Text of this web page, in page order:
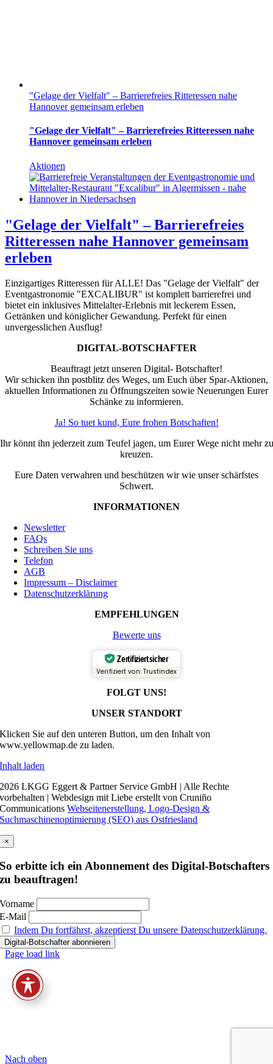
"Gelage der Vielfalt" – Barrierefreies Ritteressen nahe
Hannover gemeinsam erleben
"Gelage der Vielfalt" – Barrierefreies Ritteressen nahe
Hannover gemeinsam erleben
Aktionen
"Gelage der Vielfalt" – Barrierefreies
Ritteressen nahe Hannover gemeinsam
erleben
Einzigartiges Ritteressen für ALLE! Das "Gelage der Vielfalt" der
Eventgastronomie "EXCALIBUR" ist komplett barrierefrei und
bietet ein inklusives Mittelalter-Erlebnis mit leckerem Essen,
Getränken und königlicher Gewandung. Perfekt für einen
unvergesslichen Ausflug!
DIGITAL-BOTSCHAFTER
Beauftragt jetzt unseren Digital- Botschafter!
Wir schicken ihn postblitz des Weges, um Euch über Spar-Aktionen,
aktuellen Informationen zu Öffnungszeiten sowie Neuerungen Eurer
Schänke zu informieren.
Ja! So tuet kund, Eure frohen Botschaften!
Ihr könnt ihn jederzeit zum Teufel jagen, um Eurer Wege nicht mehr zu
kreuzen.
Eure Daten verwahren und beschützen wir wie unser schärfstes
Schwert.
INFORMATIONEN
Newsletter
FAQs
Schreiben Sie uns
Telefon
AGB
Impressum – Disclaimer
Datenschutzerklärung
EMPFEHLUNGEN
Bewerte uns
Zertifiziert sicher
Verifiziert von: Trustindex
FOLGT UNS!
UNSER STANDORT
Klicken Sie auf den unteren Button, um den Inhalt von
www.yellowmap.de zu laden.
Inhalt laden
2026 LKGG Eggert & Partner Service GmbH | Alle Rechte
vorbehalten | Webdesign mit Liebe erstellt von Cruniño
CommunicationsWebseitenerstellung, Logo-Design &
Suchmaschinenoptimierung (SEO) aus Ostfriesland
×
So erbitte ich ein Abonnement des Digital-Botschafters
zu beauftragen!
Vorname
E-Mail
Indem Du fortfährst, akzeptierst Du unsere Datenschutzerklärung.
Page load link
Nach oben